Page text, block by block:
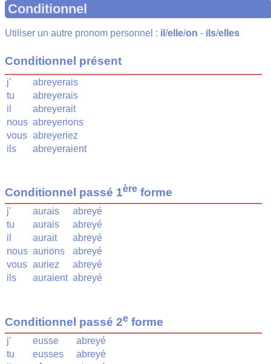
Conditionnel
Utiliser un autre pronom personnel : il /elle/on - ils/elles
Conditionnel présent
j'
abreyerais
tu
abreyerais
il
abreyerait
nous abreyerions
vous abreyeriez
ils
abreyeraient
Conditionnel passé 1ère forme
j' aurais
abreyé
tu
aurais
abreyé
il
aurait
abreyé
nous aurions
abreyé
vous auriez
abreyé
ils
auraient abreyé
Conditionnel passé 2e forme
j' eusse
abreyé
tu
eusses
abreyé